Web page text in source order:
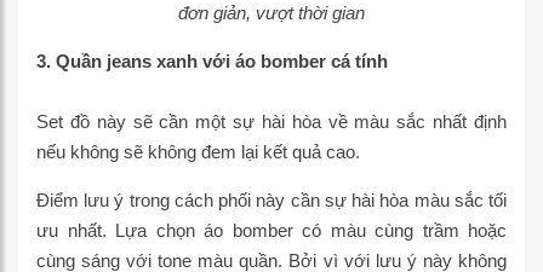
đơn giản, vượt thời gian
3. Quần jeans xanh với áo bomber cá tính
Set đồ này sẽ cần một sự hài hòa về màu sắc nhất định
nếu không sẽ không đem lại kết quả cao.
Điểm lưu ý trong cách phối này cần sự hài hòa màu sắc tối
ưu nhất. Lựa chọn áo bomber có màu cùng trầm hoặc
cùng sáng với tone màu quần. Bởi vì với lưu ý này không